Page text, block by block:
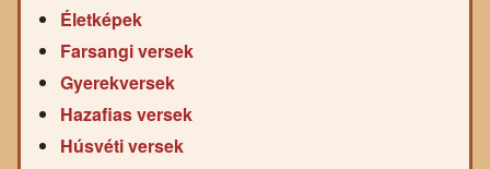
Életképek
Farsangi versek
Gyerekversek
Hazafias versek
Húsvéti versek